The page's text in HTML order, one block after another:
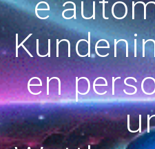
en